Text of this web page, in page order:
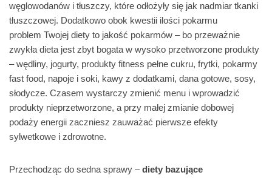
węglowodanów i tłuszczy, które odłożyły się jak nadmiar tkanki
tłuszczowej. Dodatkowo obok kwestii ilości pokarmu
problem Twojej diety to jakość pokarmów – bo przeważnie
zwykła dieta jest zbyt bogata w wysoko przetworzone produkty
– wędliny, jogurty, produkty fitness pełne cukru, frytki, pokarmy
fast food, napoje i soki, kawy z dodatkami, dana gotowe, sosy,
słodycze. Czasem wystarczy zmienić menu i wprowadzić
produkty nieprzetworzone, a przy małej zmianie dobowej
podaży energii zaczniesz zauważać pierwsze efekty
sylwetkowe i zdrowotne.
Przechodząc do sedna sprawy –diety bazujące